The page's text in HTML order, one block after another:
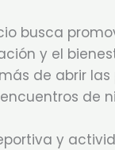
busca
y el
de abrir las
de
y